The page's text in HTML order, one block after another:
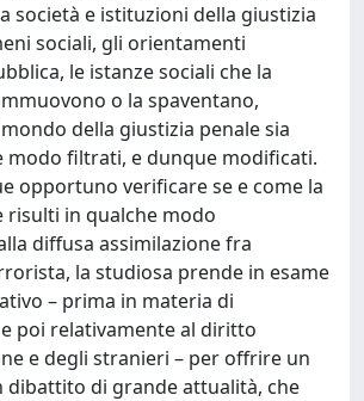
società e istituzioni della giustizia
sociali, gli orientamenti
le istanze sociali che la
o la spaventano,
della giustizia penale sia
modo filtrati, e dunque modificati.
opportuno verificare se e come la
risulti in qualche modo
diffusa assimilazione fra
la studiosa prende in esame
– prima in materia di
poi relativamente al diritto
e degli stranieri – per offrire un
dibattito di grande attualità, che